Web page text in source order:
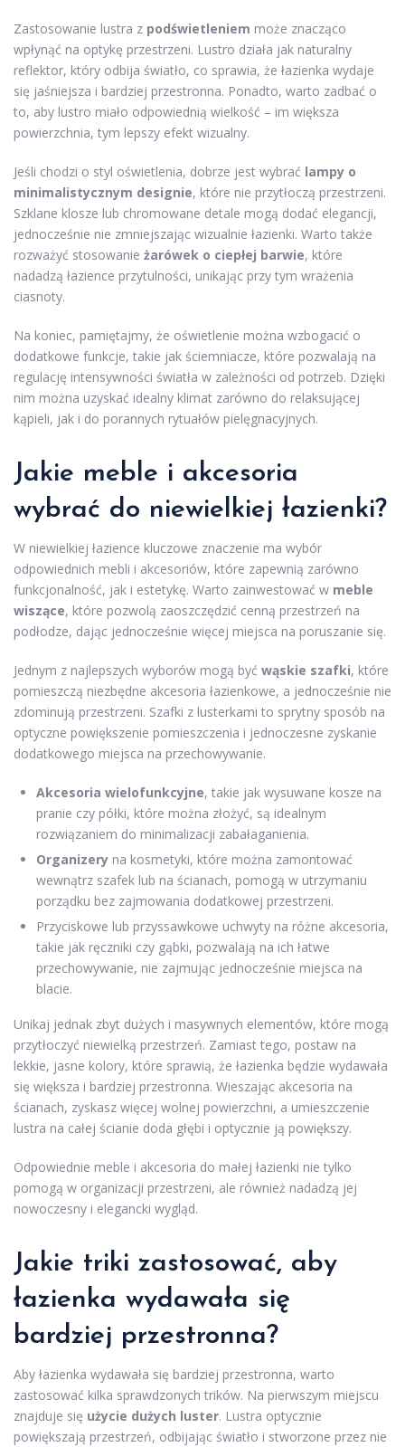
Zastosowanie lustra z podświetleniem może znacząco
wpłynąć na optykę przestrzeni. Lustro działa jak naturalny
reflektor, który odbija światło, co sprawia, że łazienka wydaje
się jaśniejsza i bardziej przestronna. Ponadto, warto zadbać o
to, aby lustro miało odpowiednią wielkość – im większa
powierzchnia, tym lepszy efekt wizualny.
Jeśli chodzi o styl oświetlenia, dobrze jest wybrać lampy o
minimalistycznym designie, które nie przytłoczą przestrzeni.
Szklane klosze lub chromowane detale mogą dodać elegancji,
jednocześnie nie zmniejszając wizualnie łazienki. Warto także
rozważyć stosowanie żarówek o ciepłej barwie, które
nadadzą łazience przytulności, unikając przy tym wrażenia
ciasnoty.
Na koniec, pamiętajmy, że oświetlenie można wzbogacić o
dodatkowe funkcje, takie jak ściemniacze, które pozwalają na
regulację intensywności światła w zależności od potrzeb. Dzięki
nim można uzyskać idealny klimat zarówno do relaksującej
kąpieli, jak i do porannych rytuałów pielęgnacyjnych.
Jakie meble i akcesoria
wybrać do niewielkiej łazienki?
W niewielkiej łazience kluczowe znaczenie ma wybór
odpowiednich mebli i akcesoriów, które zapewnią zarówno
funkcjonalność, jak i estetykę. Warto zainwestować w meble
wiszące, które pozwolą zaoszczędzić cenną przestrzeń na
podłodze, dając jednocześnie więcej miejsca na poruszanie się.
Jednym z najlepszych wyborów mogą być wąskie szafki, które
pomieszczą niezbędne akcesoria łazienkowe, a jednocześnie nie
zdominują przestrzeni. Szafki z lusterkami to sprytny sposób na
optyczne powiększenie pomieszczenia i jednoczesne zyskanie
dodatkowego miejsca na przechowywanie.
Akcesoria wielofunkcyjne, takie jak wysuwane kosze na
pranie czy półki, które można złożyć, są idealnym
rozwiązaniem do minimalizacji zabałaganienia.
Organizery na kosmetyki, które można zamontować
wewnątrz szafek lub na ścianach, pomogą w utrzymaniu
porządku bez zajmowania dodatkowej przestrzeni.
Przyciskowe lub przyssawkowe uchwyty na różne akcesoria,
takie jak ręczniki czy gąbki, pozwalają na ich łatwe
przechowywanie, nie zajmując jednocześnie miejsca na
blacie.
Unikaj jednak zbyt dużych i masywnych elementów, które mogą
przytłoczyć niewielką przestrzeń. Zamiast tego, postaw na
lekkie, jasne kolory, które sprawią, że łazienka będzie wydawała
się większa i bardziej przestronna. Wieszając akcesoria na
ścianach, zyskasz więcej wolnej powierzchni, a umieszczenie
lustra na całej ścianie doda głębi i optycznie ją powiększy.
Odpowiednie meble i akcesoria do małej łazienki nie tylko
pomogą w organizacji przestrzeni, ale również nadadzą jej
nowoczesny i elegancki wygląd.
Jakie triki zastosować, aby
łazienka wydawała się
bardziej przestronna?
Aby łazienka wydawała się bardziej przestronna, warto
zastosować kilka sprawdzonych trików. Na pierwszym miejscu
znajduje się użycie dużych luster. Lustra optycznie
powiększają przestrzeń, odbijając światło i stworzone przez nie